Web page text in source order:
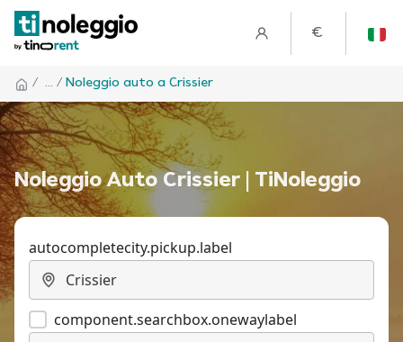
€
/ ... / Noleggio auto a Crissier
Noleggio Auto Crissier | TiNoleggio
autocompletecity.pickup.label
component.searchbox.onewaylabel